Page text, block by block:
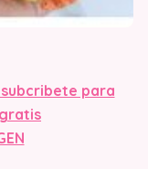
para